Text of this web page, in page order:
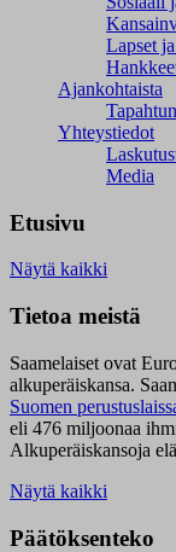
Lapset
Ajankohtaista
Yhteystiedot
Media
Etusivu
Näytä kaikki
Tietoa meistä
Saamelaiset ovat
alkuperäiskansa.
Suomen
eli 476 miljoonaa
Alkuperäiskansoja
Näytä kaikki
Päätöksenteko